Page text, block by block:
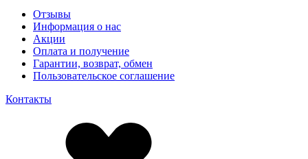
Отзывы
Информация о нас
Акции
Оплата и получение
Гарантии, возврат, обмен
Пользовательское соглашение
Контакты